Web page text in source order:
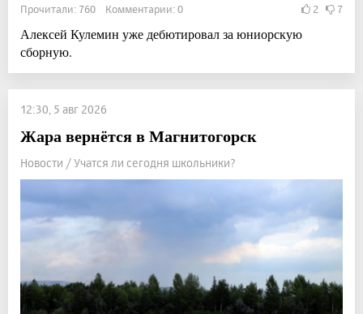
Прочитали: 760 Комментарии: 0 2 7
Алексей Кулемин уже дебютировал за юниорскую
сборную.
12:30, 5 авг 2026
Жара вернётся в Магнитогорск
Новости / Учатся ли сегодня школьники?